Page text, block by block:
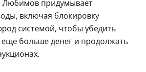
Любимов придумывает
включая блокировку
системой, чтобы убедить
больше денег и продолжать